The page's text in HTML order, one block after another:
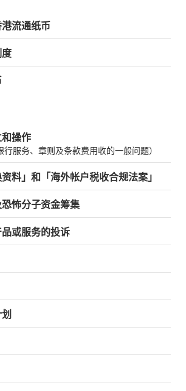
流通纸币
度
操作
行服务、章则及条款费用收的一般问题）
资料」和「海外帐户税收合规法案」
怖分子资金筹集
或服务的投诉